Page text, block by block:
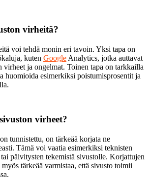
virheitä?
voi tehdä monin eri tavoin. Yksi tapa on
kuten Google Analytics, jotka auttavat
virheet ja ongelmat. Toinen tapa on tarkkailla
huomioida esimerkiksi poistumisprosentit ja
virheet?
tunnistettu, on tärkeää korjata ne
Tämä voi vaatia esimerkiksi teknisten
päivitysten tekemistä sivustolle. Korjattujen
tärkeää varmistaa, että sivusto toimii